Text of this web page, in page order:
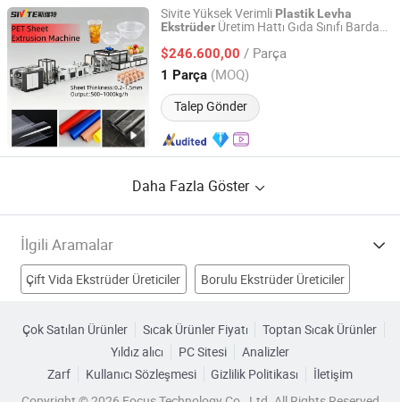
Sivite Yüksek Verimli Plastik Levha
Ekstrüder Üretim Hattı Gıda Sınıfı Bardak
$246.600,00 / Parça
1 Parça (MOQ)
Talep Gönder
Guangdong Sivite Intelligent Manufacturing Co., Ltd.
Guangdong, China Fiyat 2026
Daha Fazla Göster
İlgili Aramalar
Çift Vida Ekstrüder Üreticiler Borulu Ekstrüder Üreticiler
Plastik Ekstrüder Makinesi Fabrikalar
Çok Satılan Ürünler Sıcak Ürünler Fiyatı
Toptan Sıcak Ürünler
Yıldız alıcı
PC Sitesi
Analizler
Zarf
Kullanıcı Sözleşmesi Gizlilik Politikası
İletişim